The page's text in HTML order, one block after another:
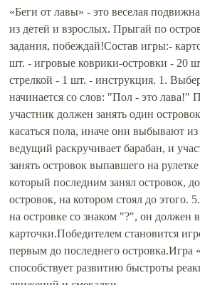
«Беги от лавы» - это веселая
из детей и взрослых. Прыгай по
задания, побеждай!Состав игры:-
шт. - игровые коврики-островки - 20
стрелкой - 1 шт. - инструкция. 1.
начинается со слов: "Пол - это лава!"
участник должен занять один
касаться пола, иначе они выбывают
ведущий раскручивает барабан, и
занять островок выпавшего на
который последним занял островок,
островок, на котором стоял до этого.
на островке со знаком "?", он должен
карточки.Победителем становится
первым до последнего островка.Игра
способствует развитию быстроты